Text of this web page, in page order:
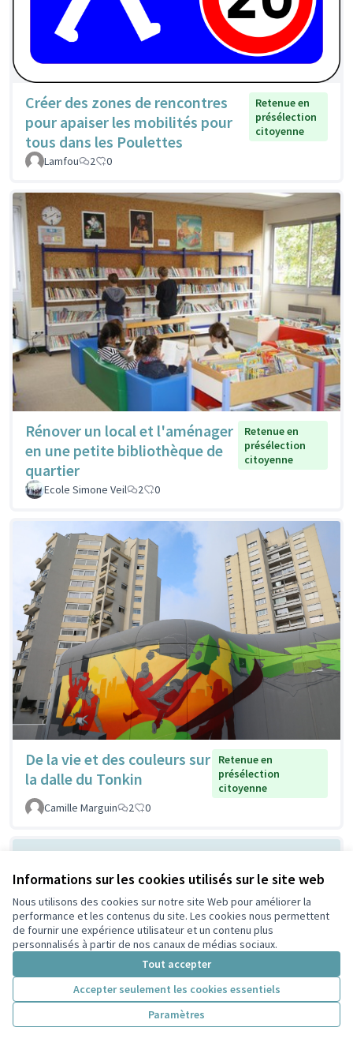
Informations sur les cookies utilisés sur le site web
Nous utilisons des cookies sur notre site Web pour améliorer la
performance et les contenus du site. Les cookies nous permettent
de fournir une expérience utilisateur et un contenu plus
personnalisés à partir de nos canaux de médias sociaux.
Tout accepter
Accepter seulement les cookies essentiels
Paramètres
Créer des zones de rencontres
pour apaiser les mobilités pour
tous dans les Poulettes
Retenue en
présélection
citoyenne
Lamfou 2 0
Rénover un local et l'aménager
en une petite bibliothèque de
quartier
Retenue en
présélection
citoyenne
Ecole Simone Veil 2 0
De la vie et des couleurs sur
la dalle du Tonkin
Retenue en
présélection
citoyenne
Camille Marguin
2 0
Ombrager devant la MLIS
pour respirer mieux
Non retenue en
présélection
Lescuyer
2 0